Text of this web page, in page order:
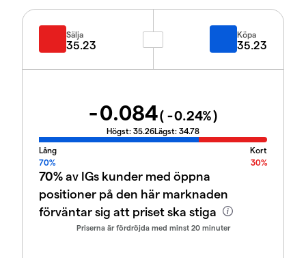
Sälja
35.23
Köpa
35.23
-0.084( -0.24%)
Högst: 35.26Lägst: 34.78
Lång
Kort
70%
30%
70%av IGs kunder med öppna
positioner på den här marknaden
förväntar sig att priset ska stiga
Priserna är fördröjda med minst 20 minuter